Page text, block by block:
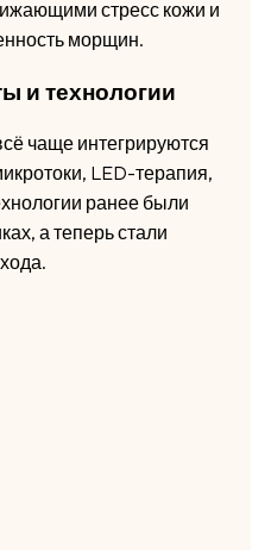
стресс кожи и
морщин.
и технологии
чаще интегрируются
LED-терапия,
ранее были
а теперь стали